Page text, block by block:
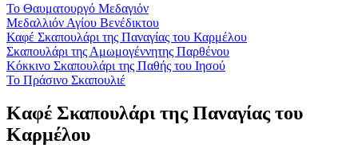
Το Θαυματουργό Μεδαγιόν
Μεδαλλιόν Αγίου Βενέδικτου
Καφέ Σκαπουλάρι της Παναγίας του Καρμέλου
Σκαπουλάρι της Αμωμογέννητης Παρθένου
Κόκκινο Σκαπουλάρι της Παθής του Ιησού
Το Πράσινο Σκαπουλιέ
Καφέ Σκαπουλάρι της Παναγίας του
Καρμέλου